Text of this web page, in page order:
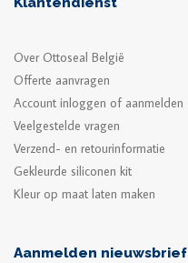
Over Ottoseal België
Offerte aanvragen
Account inloggen of aanmelden
Veelgestelde vragen
Verzend- en retourinformatie
Gekleurde siliconen kit
Kleur op maat laten maken
Aanmelden nieuwsbrief